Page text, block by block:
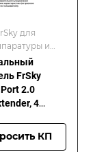
для
и
FrSKY
FrSky
2.0
4
КП